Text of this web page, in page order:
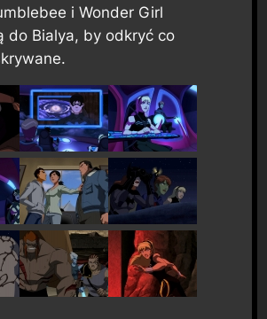
i Wonder Girl
do Bialya, by odkryć co